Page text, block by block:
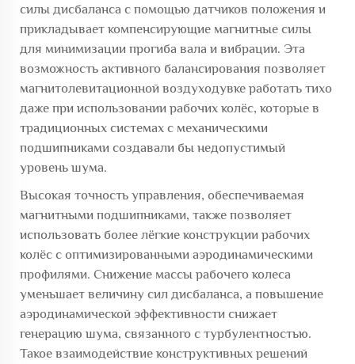
силы дисбаланса с помощью датчиков положения и
прикладывает компенсирующие магнитные силы
для минимизации прогиба вала и вибрации. Эта
возможность активного балансирования позволяет
магнитолевитационной воздуходувке работать тихо
даже при использовании рабочих колёс, которые в
традиционных системах с механическими
подшипниками создавали бы недопустимый
уровень шума.
Высокая точность управления, обеспечиваемая
магнитными подшипниками, также позволяет
использовать более лёгкие конструкции рабочих
колёс с оптимизированными аэродинамическими
профилями. Снижение массы рабочего колеса
уменьшает величину сил дисбаланса, а повышение
аэродинамической эффективности снижает
генерацию шума, связанного с турбулентностью.
Такое взаимодействие конструктивных решений